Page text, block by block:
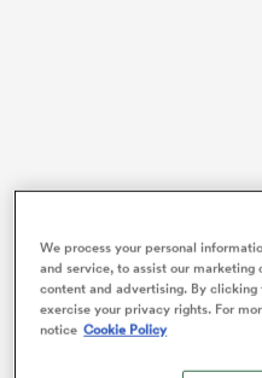
Rencontre
We process your personal
and service, to assist our
content and advertising. By
exercise your privacy rights. For
notice Cookie Policy